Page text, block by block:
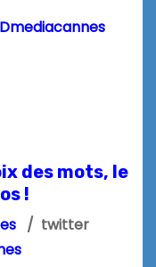
des mots, le
!
/ twitter